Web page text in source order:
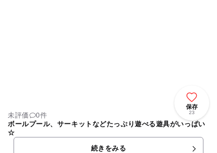
保存
23
未評価
0件
ボールプール、サーキットなどたっぷり遊べる遊具がいっぱい
☆
続きをみる